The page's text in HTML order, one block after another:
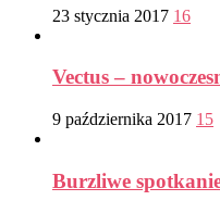
23 stycznia 2017 16
Vectus –
9 października 2017 15
Burzliwe